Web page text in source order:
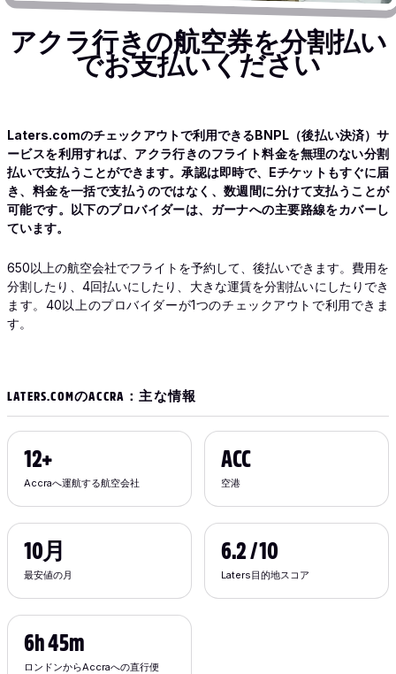
アクラ行きの航空券を分割払い
でお支払いください
Laters.comのチェックアウトで利用できるBNPL（後払い決済）サ
ービスを利用すれば、アクラ行きのフライト料金を無理のない分割
払いで支払うことができます。承認は即時で、Eチケットもすぐに届
き、料金を一括で支払うのではなく、数週間に分けて支払うことが
可能です。以下のプロバイダーは、ガーナへの主要路線をカバーし
ています。
650以上の航空会社でフライトを予約して、後払いできます。費用を
分割したり、4回払いにしたり、大きな運賃を分割払いにしたりでき
ます。40以上のプロバイダーが1つのチェックアウトで利用できま
す。
LATERS.COMのACCRA：主な情報
Accraへ運航する航空会社
12+
空港
ACC
最安値の月
10月
Laters目的地スコア
6.2 / 10
ロンドンからAccraへの直行便
6h 45m